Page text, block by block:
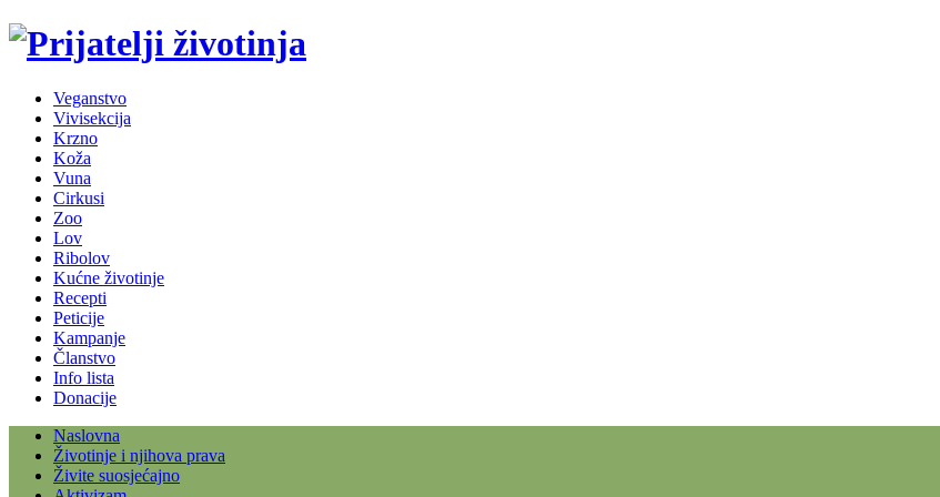
Veganstvo
Vivisekcija
Krzno
Koža
Vuna
Cirkusi
Zoo
Lov
Ribolov
Kućne životinje
Recepti
Peticije
Kampanje
Članstvo
Info lista
Donacije
Naslovna
Životinje i njihova prava
Živite suosjećajno